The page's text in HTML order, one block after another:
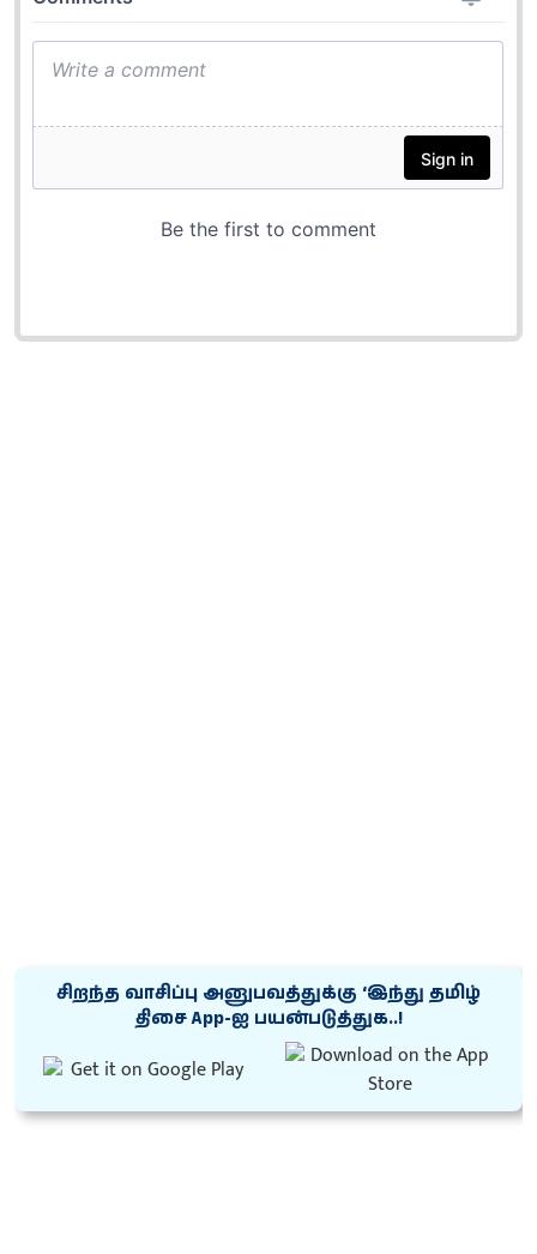
சிறந்த வாசிப்பு அனுபவத்துக்கு ‘இந்து தமிழ்
திசை App-ஐ பயன்படுத்துக..!